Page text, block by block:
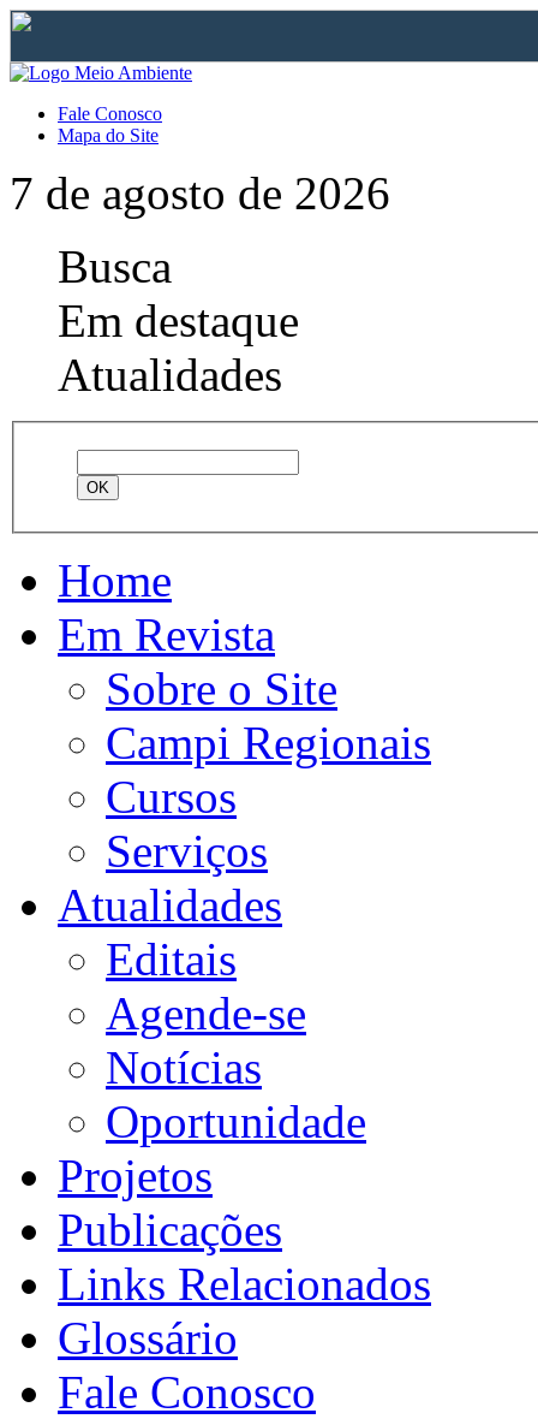
Fale Conosco
Mapa do Site
7 de agosto de 2026
Busca
Em destaque
Atualidades
Home
Em Revista
Sobre o Site
Campi Regionais
Cursos
Serviços
Atualidades
Editais
Agende-se
Notícias
Oportunidade
Projetos
Publicações
Links Relacionados
Glossário
Fale Conosco